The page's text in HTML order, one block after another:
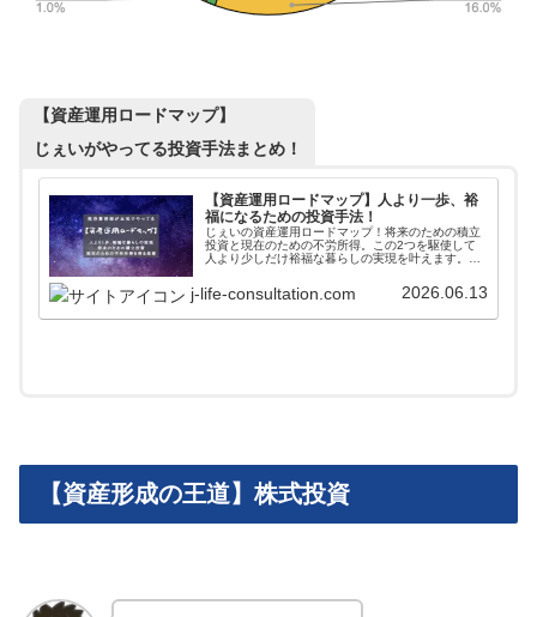
【資産運用ロードマップ】
じぇいがやってる投資手法まとめ！
【資産運用ロードマップ】人より一歩、裕
福になるための投資手法！
じぇいの資産運用ロードマップ！将来のための積立
投資と現在のための不労所得。この2つを駆使して
人より少しだけ裕福な暮らしの実現を叶えます。そ
解説していきます。100万から始めるポートフォリ
オも公開中！
j-life-consultation.com 2026.06.13
【資産形成の王道】株式投資